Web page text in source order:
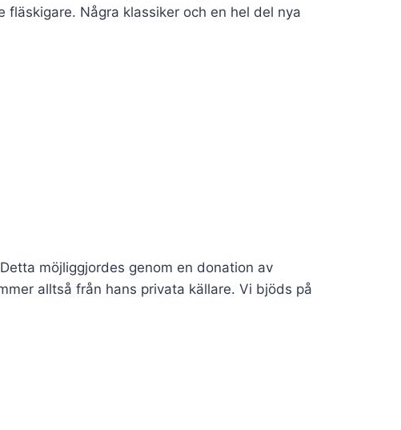
Några klassiker och en hel del nya
möjliggjordes genom en donation av
alltså från hans privata källare. Vi bjöds på